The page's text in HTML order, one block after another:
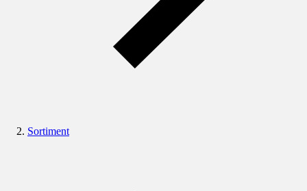
Sortiment